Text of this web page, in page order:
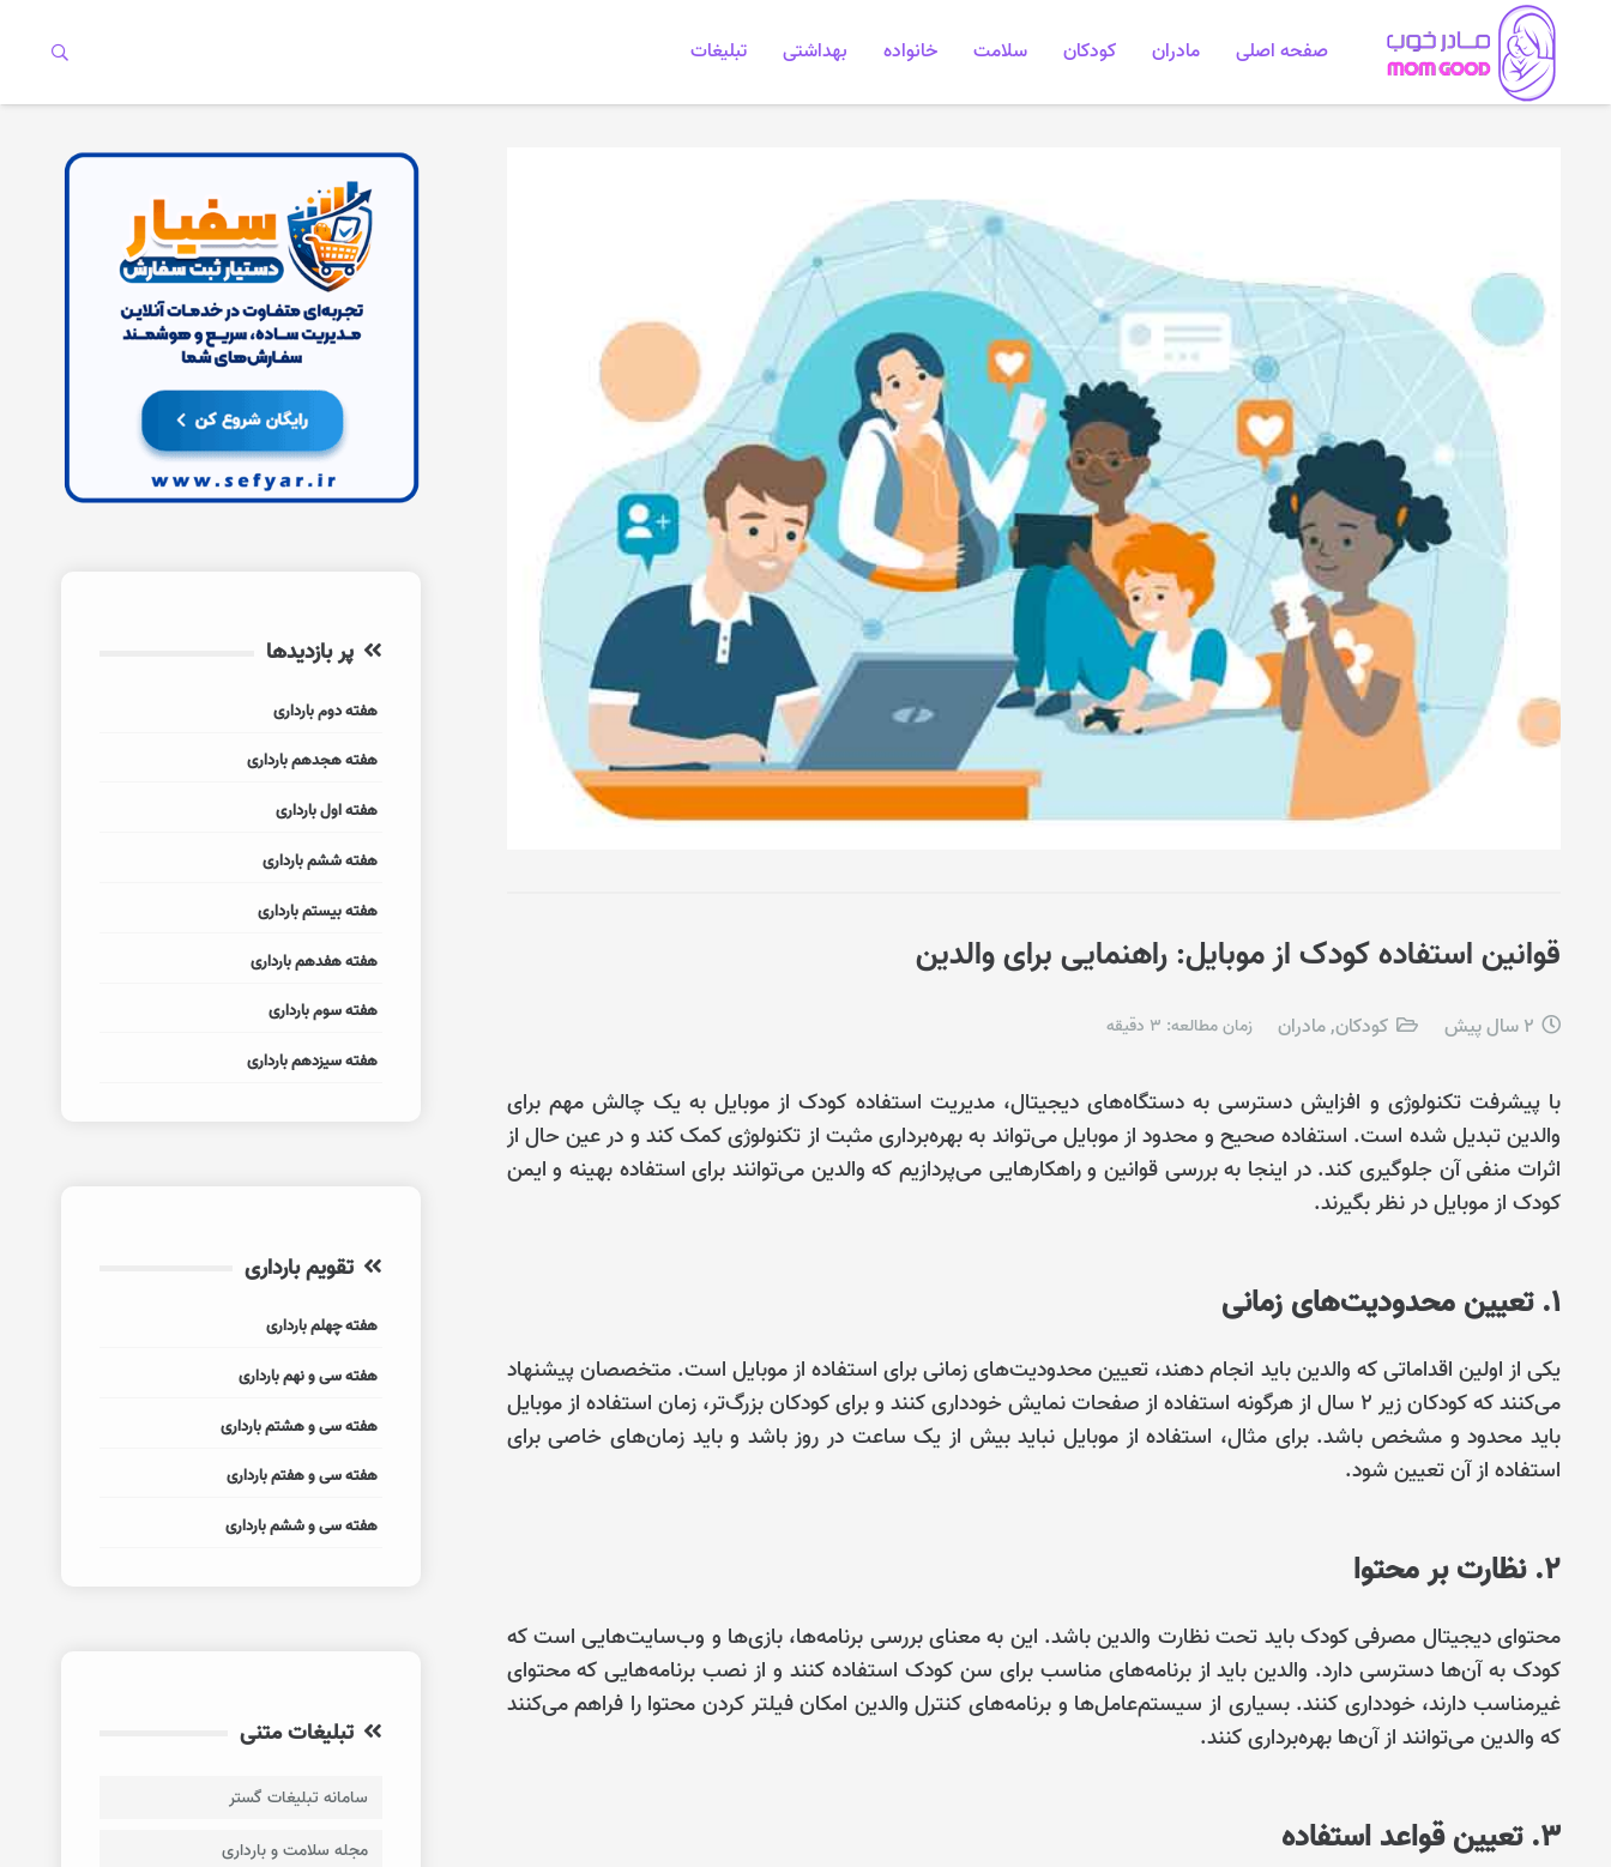
صفحه اصلی مادران کودکان سلامت خانواده بهداشتی تبلیغات
قوانین استفاده کودک از موبایل: راهنمایی برای والدین
2 سال پیش کودکان,مادران زمان مطالعه: 3 دقیقه
با پیشرفت تکنولوژی و افزایش دسترسی به دستگاه‌های دیجیتال، مدیریت استفاده کودک از موبایل به یک چالش مهم برای
والدین تبدیل شده است. استفاده صحیح و محدود از موبایل می‌تواند به بهره‌برداری مثبت از تکنولوژی کمک کند و در عین حال از
اثرات منفی آن جلوگیری کند. در اینجا به بررسی قوانین و راهکارهایی می‌پردازیم که والدین می‌توانند برای استفاده بهینه و ایمن
کودک از موبایل در نظر بگیرند.
1. تعیین محدودیت‌های زمانی
یکی از اولین اقداماتی که والدین باید انجام دهند، تعیین محدودیت‌های زمانی برای استفاده از موبایل است. متخصصان پیشنهاد
می‌کنند که کودکان زیر 2 سال از هرگونه استفاده از صفحات نمایش خودداری کنند و برای کودکان بزرگ‌تر، زمان استفاده از موبایل
باید محدود و مشخص باشد. برای مثال، استفاده از موبایل نباید بیش از یک ساعت در روز باشد و باید زمان‌های خاصی برای
استفاده از آن تعیین شود.
2. نظارت بر محتوا
محتوای دیجیتال مصرفی کودک باید تحت نظارت والدین باشد. این به معنای بررسی برنامه‌ها، بازی‌ها و وب‌سایت‌هایی است که
کودک به آن‌ها دسترسی دارد. والدین باید از برنامه‌های مناسب برای سن کودک استفاده کنند و از نصب برنامه‌هایی که محتوای
غیرمناسب دارند، خودداری کنند. بسیاری از سیستم‌عامل‌ها و برنامه‌های کنترل والدین امکان فیلتر کردن محتوا را فراهم می‌کنند
که والدین می‌توانند از آن‌ها بهره‌برداری کنند.
3. تعیین قواعد استفاده
پر بازدیدها
هفته دوم بارداری
هفته هجدهم بارداری
هفته اول بارداری
هفته ششم بارداری
هفته بیستم بارداری
هفته هفدهم بارداری
هفته سوم بارداری
هفته سیزدهم بارداری
تقویم بارداری
هفته چهلم بارداری
هفته سی و نهم بارداری
هفته سی و هشتم بارداری
هفته سی و هفتم بارداری
هفته سی و ششم بارداری
تبلیغات متنی
سامانه تبلیغات گستر
مجله سلامت و بارداری